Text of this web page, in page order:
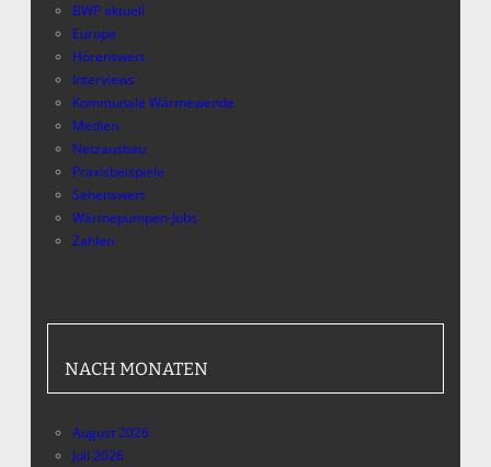
BWP aktuell
Europa
Hörenswert
Interviews
Kommunale Wärmewende
Medien
Netzausbau
Praxisbeispiele
Sehenswert
Wärmepumpen-Jobs
Zahlen
NACH MONATEN
August 2026
Juli 2026